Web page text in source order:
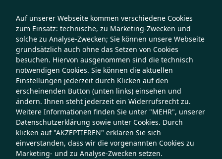
Auf unserer Webseite kommen verschiedene Cookies
zum Einsatz: technische, zu Marketing-Zwecken und
solche zu Analyse-Zwecken; Sie können unsere Webseite
grundsätzlich auch ohne das Setzen von Cookies
besuchen. Hiervon ausgenommen sind die technisch
notwendigen Cookies. Sie können die aktuellen
Einstellungen jederzeit durch Klicken auf den
erscheinenden Button (unten links) einsehen und
ändern. Ihnen steht jederzeit ein Widerrufsrecht zu.
Weitere Informationen finden Sie unter "MEHR", unserer
Datenschutzerklärung sowie unter Cookies. Durch
klicken auf "AKZEPTIEREN" erklären Sie sich
einverstanden, dass wir die vorgenannten Cookies zu
Marketing- und zu Analyse-Zwecken setzen.